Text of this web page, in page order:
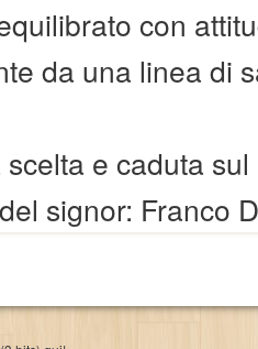
con
da una linea di
e caduta
signor: Franco